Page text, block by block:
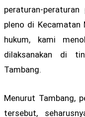
peraturan-peraturan
pleno di Kecamatan
hukum, kami
dilaksanakan di
Tambang.
Menurut Tambang,
tersebut,